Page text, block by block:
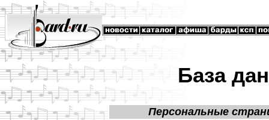
База
Персональные